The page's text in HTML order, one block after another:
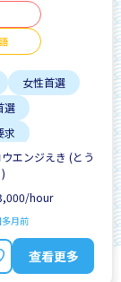
女性首選
選
求
無需簡歷
エンジえき (とう
hour
月前
查看更多